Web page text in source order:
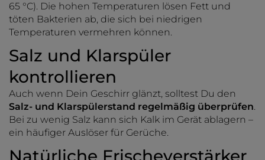
65 °C). Die hohen Temperaturen lösen Fett und
töten Bakterien ab, die sich bei niedrigen
Temperaturen vermehren können.
Salz und Klarspüler
kontrollieren
Auch wenn Dein Geschirr glänzt, solltest Du den
Salz- und Klarspülerstand regelmäßig überprüfen.
Bei zu wenig Salz kann sich Kalk im Gerät ablagern –
ein häufiger Auslöser für Gerüche.
Natürliche Frischeverstärker